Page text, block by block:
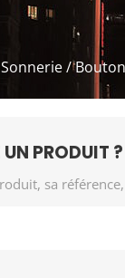
/
UN PRODUIT ?
sa